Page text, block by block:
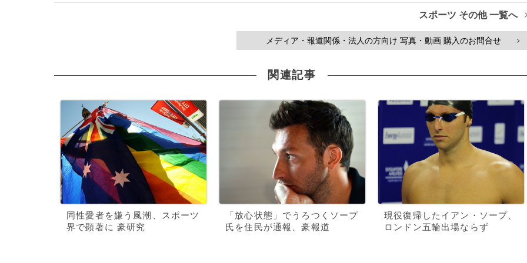
スポーツ その他 一覧へ
メディア・報道関係・法人の方向け 写真・動画 購入のお問合せ >
関連記事
同性愛者を嫌う風潮、スポーツ
界で顕著に 豪研究
「放心状態」でうろつくソープ
氏を住民が通報、豪報道
現役復帰したイアン・ソープ、
ロンドン五輪出場ならず